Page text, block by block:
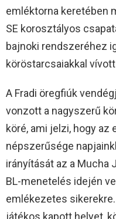
emléktorna keretében
SE korosztályos
bajnoki rendszeréhez
köröstarcsaiakkal
A Fradi öregfiúk
vonzott a nagyszerű
köré, ami jelzi, hogy az
népszerűsége
irányítását az a Mucha
BL-menetelés idején
emlékezetes
játékos kapott helyet,